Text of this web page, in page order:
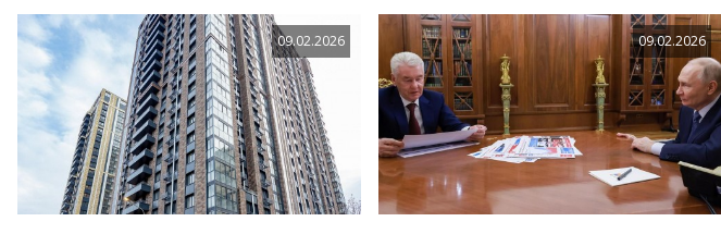
09.02.2026 09.02.2026